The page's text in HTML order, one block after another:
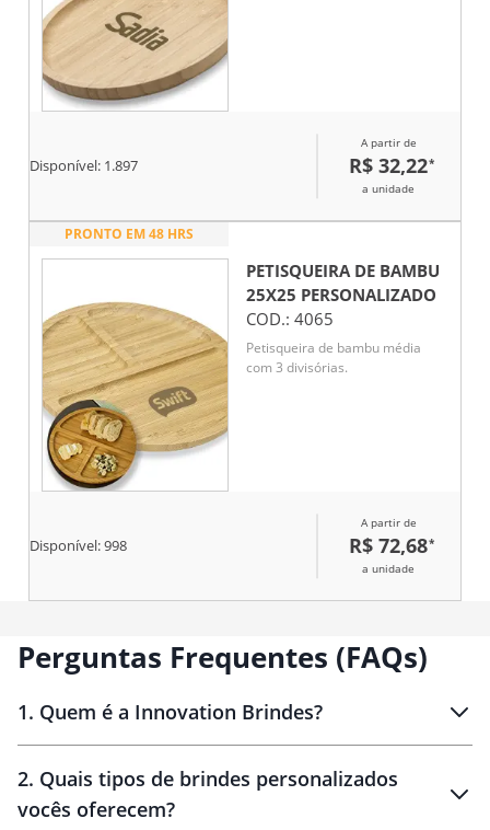
Disponível: 1.897
A partir de
R$ 32,22*
a unidade
PRONTO EM 48 HRS
PETISQUEIRA DE BAMBU
25X25 PERSONALIZADO
COD.: 4065
Petisqueira de bambu média
com 3 divisórias.
Disponível:998
A partir de
R$ 72,68*
a unidade
Perguntas Frequentes (FAQs)
1. Quem é a Innovation Brindes?
Brindes personalizados
2. Quais tipos de brindes personalizados
vocês oferecem?